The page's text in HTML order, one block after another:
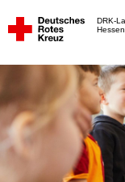
DRK-